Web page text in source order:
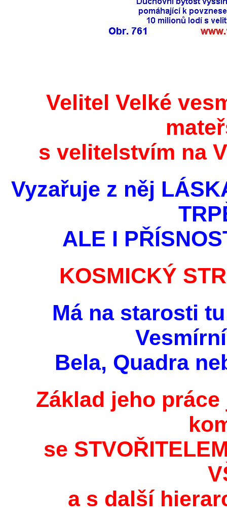
Velitel Velké
s velitelstvím na
Vyzařuje z něj
ALE I
KOSMICKÝ
Má na starosti
Bela, Quadra
Základ jeho
se
a s další